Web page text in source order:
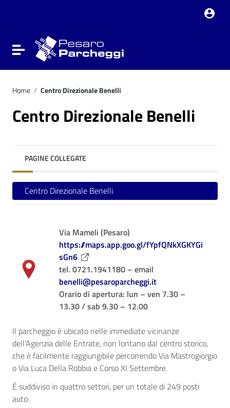
Attiva / disattiva la navigazione
Home / Centro Direzionale Benelli
Centro Direzionale Benelli
PAGINE COLLEGATE
Centro Direzionale Benelli
Via Mameli (Pesaro)
https://maps.app.goo.gl/fYpfQNkXGKYGi
sGn6
tel. 0721.1941180 – email
benelli@pesaroparcheggi.it
Orario di apertura: lun – ven 7.30 –
13.30 / sab 9.30 – 12.00
Il parcheggio è ubicato nelle immediate vicinanze
dell’Agenzia delle Entrate, non lontano dal centro storico,
che è facilmente raggiungibile percorrendo Via Mastrogiorgio
o Via Luca Della Robbia e Corso XI Settembre.
É suddiviso in quattro settori, per un totale di 249 posti
auto: